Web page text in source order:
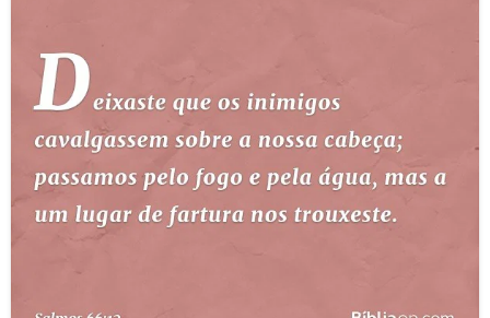
ESTUDOS BÍBLICOS
ESBOÇOS DE PREGAÇÃO
TEMAS
PERGUNTE À BÍBLIA